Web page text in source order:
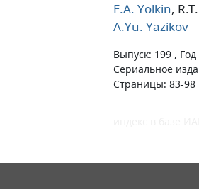
E.A. Yolkin,
A.Yu. Yazikov
Выпуск: 199 ,
Сериальное
Страницы: 83-98